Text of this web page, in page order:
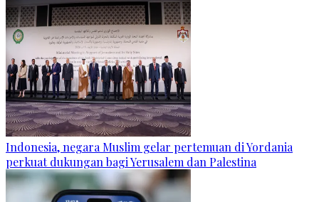
Indonesia, negara Muslim gelar pertemuan di Yordania
perkuat dukungan bagi Yerusalem dan Palestina